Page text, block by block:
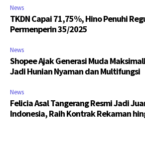
News
TKDN Capai 71,75%, Hino Penuhi
Permenperin 35/2025
News
Shopee Ajak Generasi Muda
Jadi Hunian Nyaman dan Multifungsi
News
Felicia Asal Tangerang Resmi Jadi
Indonesia, Raih Kontrak Rekaman